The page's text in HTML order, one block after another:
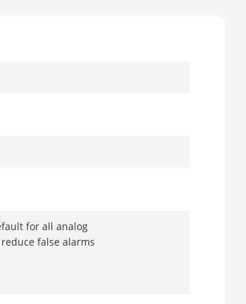
for all analog
false alarms